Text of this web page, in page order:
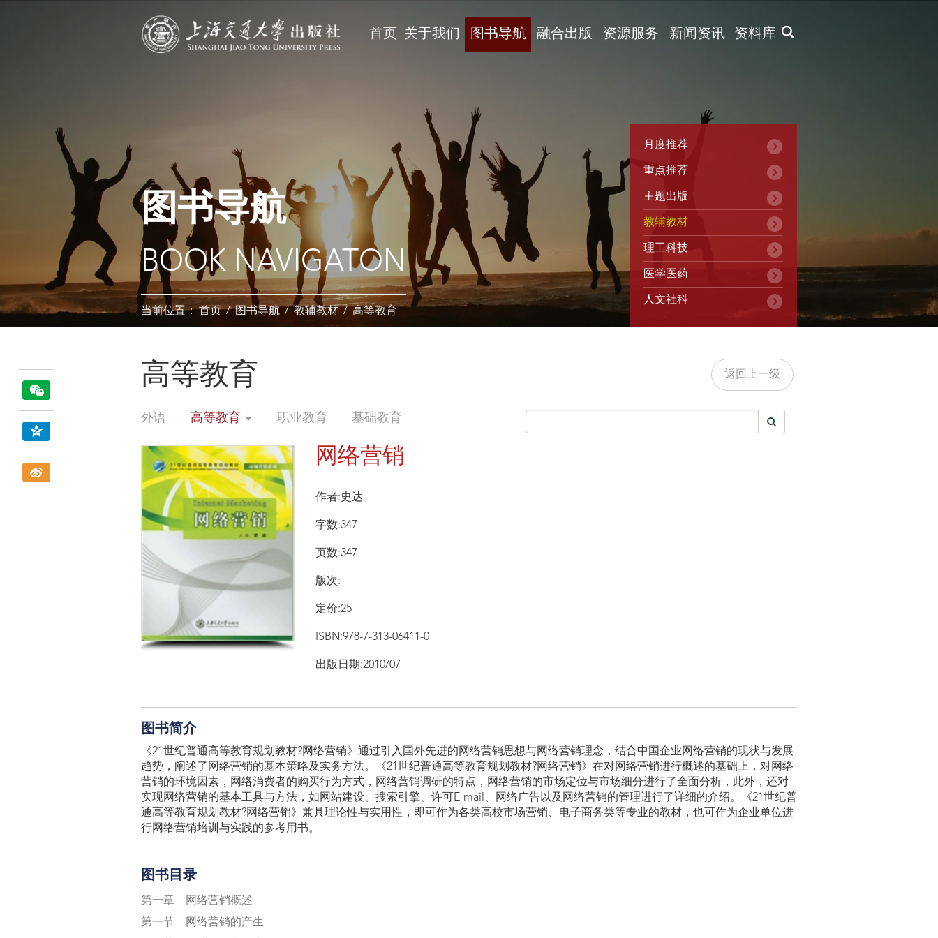
X
首页 关于我们 图书导航 融合出版 资源服务 新闻资讯 资料库
图书导航
BOOK NAVIGATON
当前位置：首页/图书导航 / 教辅教材 / 高等教育
月度推荐
重点推荐
主题出版
教辅教材
理工科技
医学医药
人文社科
高等教育 返回上一级
外语 高等教育 职业教育 基础教育
网络营销
作者:史达
字数:347
页数:347
版次:
定价:25
ISBN:978-7-313-06411-0
出版日期:2010/07
图书简介
《21世纪普通高等教育规划教材?网络营销》通过引入国外先进的网络营销思想与网络营销理念，结合中国企业网络营销的现状与发展
趋势，阐述了网络营销的基本策略及实务方法。《21世纪普通高等教育规划教材?网络营销》在对网络营销进行概述的基础上，对网络
营销的环境因素，网络消费者的购买行为方式，网络营销调研的特点，网络营销的市场定位与市场细分进行了全面分析，此外，还对
实现网络营销的基本工具与方法，如网站建设、搜索引擎、许可E-mail、网络广告以及网络营销的管理进行了详细的介绍。《21世纪普
通高等教育规划教材?网络营销》兼具理论性与实用性，即可作为各类高校市场营销、电子商务类等专业的教材，也可作为企业单位进
行网络营销培训与实践的参考用书。
图书目录
第一章 网络营销概述
第一节 网络营销的产生